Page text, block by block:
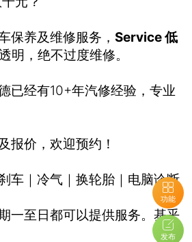
功能
发布
保养及维修服务， Service 低
明，绝不过度维修。
已经有10+年汽修经验，专业
报价，欢迎预约！
车｜冷气｜换轮胎｜电脑诊断
一至日都可以提供服务。基乎